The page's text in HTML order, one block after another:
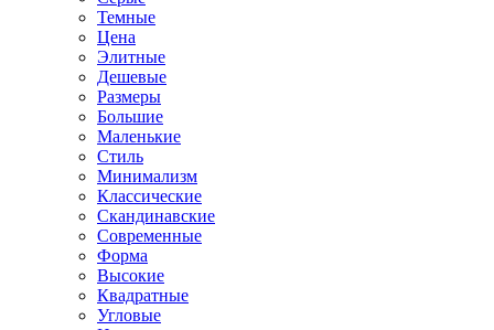
Темные
Цена
Элитные
Дешевые
Размеры
Большие
Маленькие
Стиль
Минимализм
Классические
Скандинавские
Современные
Форма
Высокие
Квадратные
Угловые